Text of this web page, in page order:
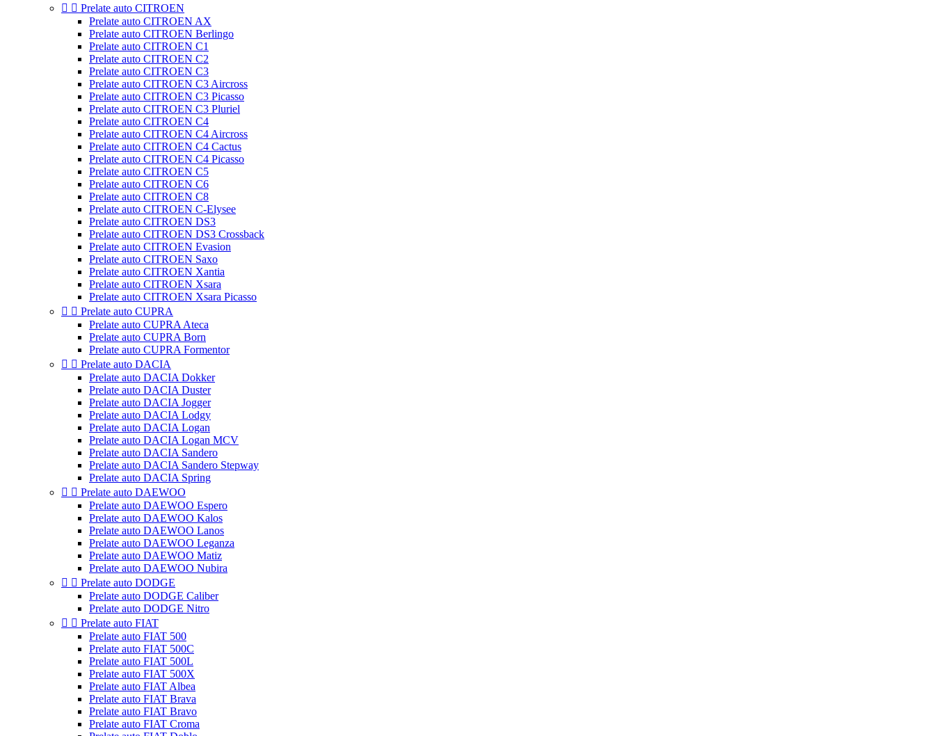
  Prelate auto CITROEN
Prelate auto CITROEN AX
Prelate auto CITROEN Berlingo
Prelate auto CITROEN C1
Prelate auto CITROEN C2
Prelate auto CITROEN C3
Prelate auto CITROEN C3 Aircross
Prelate auto CITROEN C3 Picasso
Prelate auto CITROEN C3 Pluriel
Prelate auto CITROEN C4
Prelate auto CITROEN C4 Aircross
Prelate auto CITROEN C4 Cactus
Prelate auto CITROEN C4 Picasso
Prelate auto CITROEN C5
Prelate auto CITROEN C6
Prelate auto CITROEN C8
Prelate auto CITROEN C-Elysee
Prelate auto CITROEN DS3
Prelate auto CITROEN DS3 Crossback
Prelate auto CITROEN Evasion
Prelate auto CITROEN Saxo
Prelate auto CITROEN Xantia
Prelate auto CITROEN Xsara
Prelate auto CITROEN Xsara Picasso
  Prelate auto CUPRA
Prelate auto CUPRA Ateca
Prelate auto CUPRA Born
Prelate auto CUPRA Formentor
  Prelate auto DACIA
Prelate auto DACIA Dokker
Prelate auto DACIA Duster
Prelate auto DACIA Jogger
Prelate auto DACIA Lodgy
Prelate auto DACIA Logan
Prelate auto DACIA Logan MCV
Prelate auto DACIA Sandero
Prelate auto DACIA Sandero Stepway
Prelate auto DACIA Spring
  Prelate auto DAEWOO
Prelate auto DAEWOO Espero
Prelate auto DAEWOO Kalos
Prelate auto DAEWOO Lanos
Prelate auto DAEWOO Leganza
Prelate auto DAEWOO Matiz
Prelate auto DAEWOO Nubira
  Prelate auto DODGE
Prelate auto DODGE Caliber
Prelate auto DODGE Nitro
  Prelate auto FIAT
Prelate auto FIAT 500
Prelate auto FIAT 500C
Prelate auto FIAT 500L
Prelate auto FIAT 500X
Prelate auto FIAT Albea
Prelate auto FIAT Brava
Prelate auto FIAT Bravo
Prelate auto FIAT Croma